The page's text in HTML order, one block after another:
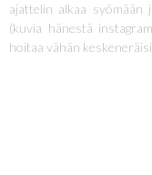
ajattelin alkaa
(kuvia hänestä
hoitaa vähän